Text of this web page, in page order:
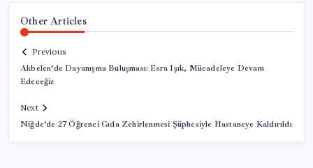
Other Articles
Previous
Akbelen’de Dayanışma Buluşması: Esra Işık, Mücadeleye Devam
Edeceğiz
Next
Niğde’de 27 Öğrenci Gıda Zehirlenmesi Şüphesiyle Hastaneye Kaldırıldı